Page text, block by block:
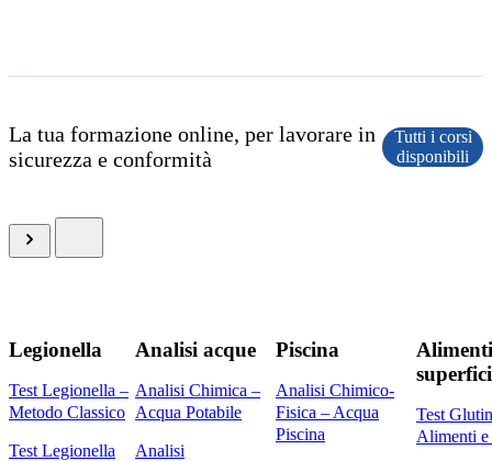
La tua formazione online, per lavorare in
sicurezza e conformità
Tutti i corsi
disponibili
Legionella
Test Legionella –
Metodo Classico
Test Legionella
Analisi acque
Analisi Chimica –
Acqua Potabile
Analisi
Piscina
Analisi Chimico-
Fisica – Acqua
Piscina
superfici
Test
Alimenti